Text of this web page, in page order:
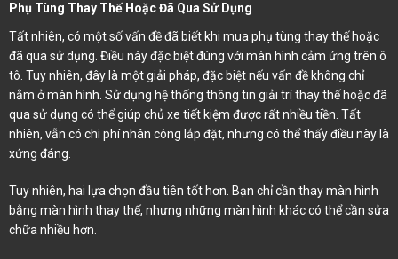
Phụ Tùng Thay Thế Hoặc Đã Qua Sử Dụng
Tất nhiên, có một số vấn đề đã biết khi mua phụ tùng thay thế hoặc
đã qua sử dụng. Điều này đặc biệt đúng với màn hình cảm ứng trên ô
tô. Tuy nhiên, đây là một giải pháp, đặc biệt nếu vấn đề không chỉ
nằm ở màn hình. Sử dụng hệ thống thông tin giải trí thay thế hoặc đã
qua sử dụng có thể giúp chủ xe tiết kiệm được rất nhiều tiền. Tất
nhiên, vẫn có chi phí nhân công lắp đặt, nhưng có thể thấy điều này là
xứng đáng.
Tuy nhiên, hai lựa chọn đầu tiên tốt hơn. Bạn chỉ cần thay màn hình
bằng màn hình thay thế, nhưng những màn hình khác có thể cần sửa
chữa nhiều hơn.